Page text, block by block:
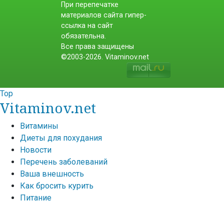
При перепечатке
материалов сайта гипер-
ссылка на сайт
обязательна.
Все права защищены
©2003-2026. Vitaminov.net
Top
Vitaminov.net
Витамины
Диеты для похудания
Новости
Перечень заболеваний
Ваша внешность
Как бросить курить
Питание